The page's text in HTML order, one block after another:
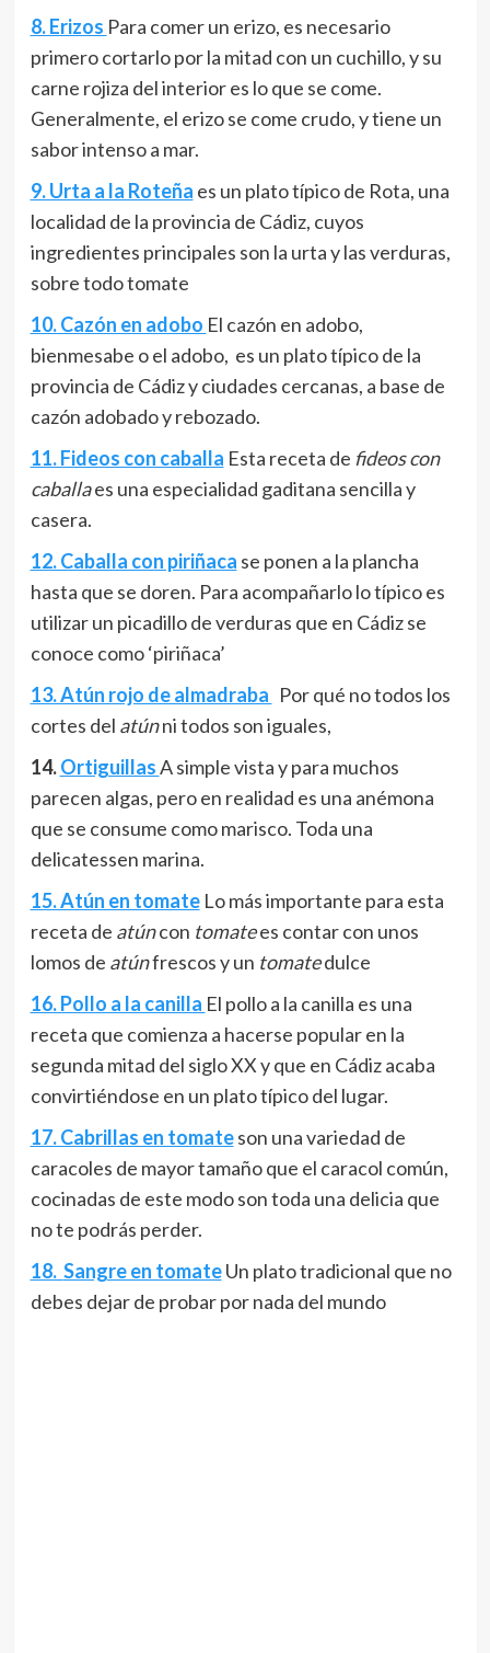
8. Erizos Para comer un erizo, es necesario
primero cortarlo por la mitad con un cuchillo, y su
carne rojiza del interior es lo que se come.
Generalmente, el erizo se come crudo, y tiene un
sabor intenso a mar.
9. Urta a la Roteña es un plato típico de Rota, una
localidad de la provincia de Cádiz, cuyos
ingredientes principales son la urta y las verduras,
sobre todo tomate
10. Cazón en adobo El cazón en adobo,
bienmesabe​​ o el adobo, ​ es un plato típico de la
provincia de Cádiz y ciudades cercanas, a base de
cazón adobado y rebozado.
11. Fideos con caballa Esta receta de fideos con
caballaes una especialidad gaditana sencilla y
casera.
12. Caballa con piriñaca se ponen a la plancha
hasta que se doren. Para acompañarlo lo típico es
utilizar un picadillo de verduras que en Cádiz se
conoce como ‘piriñaca’
13. Atún rojo de almadraba Por qué no todos los
cortes del atúnni todos son iguales,
14.OrtiguillasA simple vista y para muchos
parecen algas, pero en realidad es una anémona
que se consume como marisco. Toda una
delicatessen marina.
15. Atún en tomate Lo más importante para esta
receta de atúncon tomatees contar con unos
lomos de atúnfrescos y un tomatedulce
16. Pollo a la canilla El pollo a la canilla es una
receta que comienza a hacerse popular en la
segunda mitad del siglo XX y que en Cádiz acaba
convirtiéndose en un plato típico del lugar.
17. Cabrillas en tomate son una variedad de
caracoles de mayor tamaño que el caracol común,
cocinadas de este modo son toda una delicia que
no te podrás perder.
18. Sangre en tomate Un plato tradicional que no
debes dejar de probar por nada del mundo